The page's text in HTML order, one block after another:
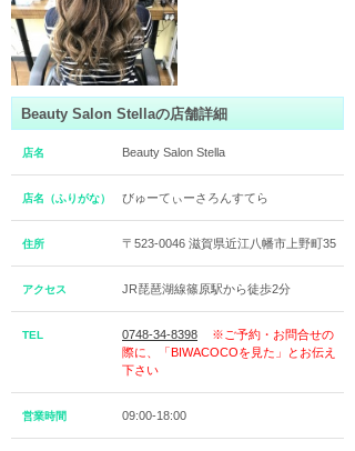
Beauty Salon Stellaの店舗詳細
店名 Beauty Salon Stella
店名（ふりがな） びゅーてぃーさろんすてら
住所 〒523-0046 滋賀県近江八幡市上野町35
アクセス JR琵琶湖線篠原駅から徒歩2分
TEL 0748-34-8398
※ご予約・お問合せの
際に、「BIWACOCOを見た」とお伝え
下さい
営業時間 09:00-18:00